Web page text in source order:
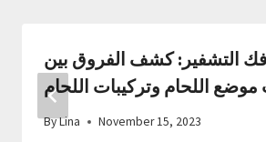
التشفير: كشف الفروق بين
اللحام وتركيبات اللحام
ByLina November 15, 2023